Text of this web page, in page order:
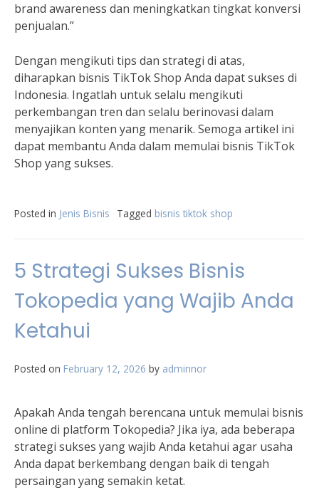
brand awareness dan meningkatkan tingkat konversi
penjualan.”
Dengan mengikuti tips dan strategi di atas,
diharapkan bisnis TikTok Shop Anda dapat sukses di
Indonesia. Ingatlah untuk selalu mengikuti
perkembangan tren dan selalu berinovasi dalam
menyajikan konten yang menarik. Semoga artikel ini
dapat membantu Anda dalam memulai bisnis TikTok
Shop yang sukses.
Posted in Jenis Bisnis Tagged bisnis tiktok shop
5 Strategi Sukses Bisnis
Tokopedia yang Wajib Anda
Ketahui
Posted on February 12, 2026 by adminnor
Apakah Anda tengah berencana untuk memulai bisnis
online di platform Tokopedia? Jika iya, ada beberapa
strategi sukses yang wajib Anda ketahui agar usaha
Anda dapat berkembang dengan baik di tengah
persaingan yang semakin ketat.